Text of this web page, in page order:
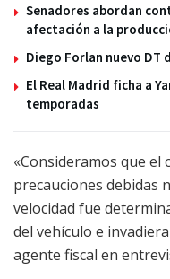
Senadores abordan
afectación a la
Diego Forlan nuevo DT
El Real Madrid ficha a
temporadas
«Consideramos que
precauciones debidas
velocidad fue
del vehículo e
agente fiscal en